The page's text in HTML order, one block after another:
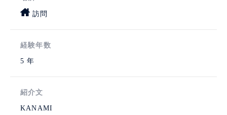
訪問
経験年数
5 年
紹介文
KANAMI